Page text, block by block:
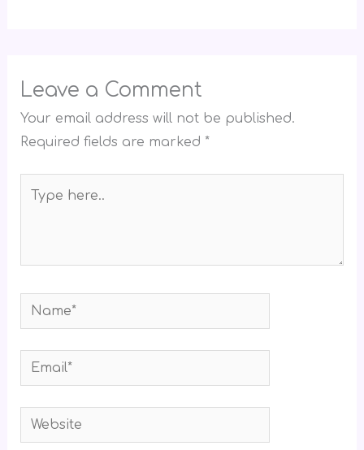
Leave a Comment
Your email address will not be published.
Required fields are marked *
here..
Name*
Email*
Website